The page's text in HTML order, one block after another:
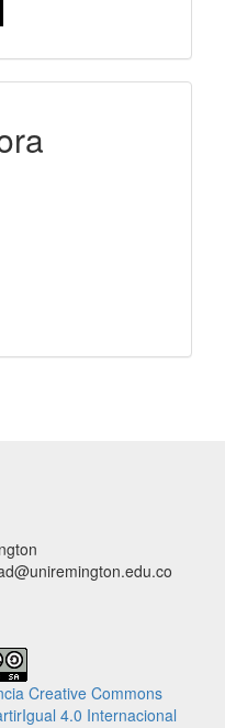
Creative Commons
4.0 Internacional